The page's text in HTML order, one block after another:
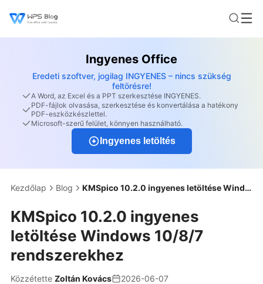
Ingyenes Office
Eredeti szoftver, jogilag INGYENES – nincs szükség
feltörésre!
A Word, az Excel és a PPT szerkesztése INGYENES.
PDF-fájlok olvasása, szerkesztése és konvertálása a hatékony
PDF-eszközkészlettel.
Microsoft-szerű felület, könnyen használható.
Ingyenes letöltés
Kezdőlap Blog KMSpico 10.2.0 ingyenes letöltése Windows 10/8/7 rendszerekhez
KMSpico 10.2.0 ingyenes
letöltése Windows 10/8/7
rendszerekhez
Közzétette Zoltán Kovács
2026-06-07